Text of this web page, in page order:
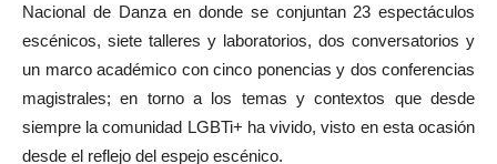
Nacional de Danza en donde se conjuntan 23 espectáculos
escénicos, siete talleres y laboratorios, dos conversatorios y
un marco académico con cinco ponencias y dos conferencias
magistrales; en torno a los temas y contextos que desde
siempre la comunidad LGBTi+ ha vivido, visto en esta ocasión
desde el reflejo del espejo escénico.